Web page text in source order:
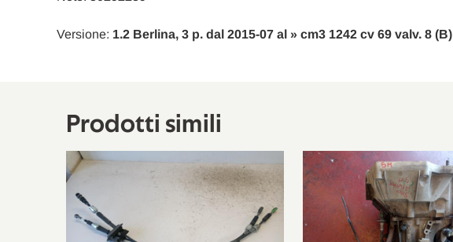
Versione: 1.2 Berlina, 3 p. dal 2015-07 al » cm3 1242 cv 69 valv. 8 (B)
Prodotti simili